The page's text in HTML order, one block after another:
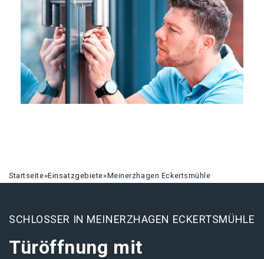
Startseite»Einsatzgebiete»Meinerzhagen Eckertsmühle
SCHLOSSER IN MEINERZHAGEN ECKERTSMÜHLE
Türöffnung mit